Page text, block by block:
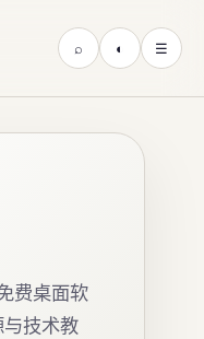
⌕ ◐ ☰
费桌面软
技术教